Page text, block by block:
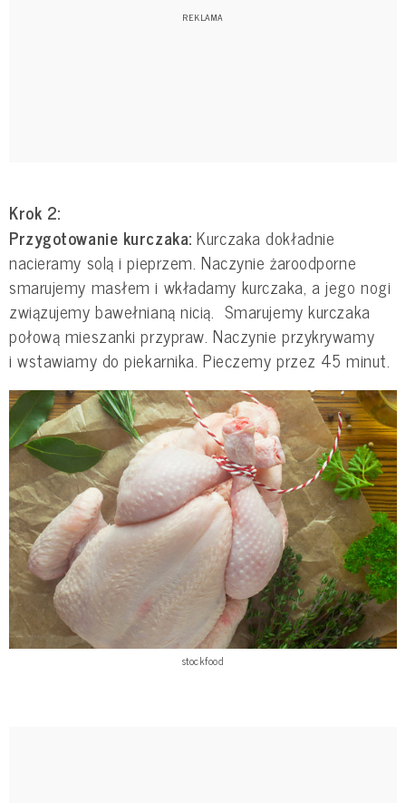
Krok 2:
Przygotowanie kurczaka:Kurczaka dokładnie
nacieramy solą i pieprzem. Naczynie żaroodporne
smarujemy masłem i wkładamy kurczaka, a jego nogi
związujemy bawełnianą nicią. Smarujemy kurczaka
połową mieszanki przypraw. Naczynie przykrywamy
i wstawiamy do piekarnika. Pieczemy przez 45 minut.
stockfood